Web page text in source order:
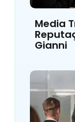
Media
Gianni